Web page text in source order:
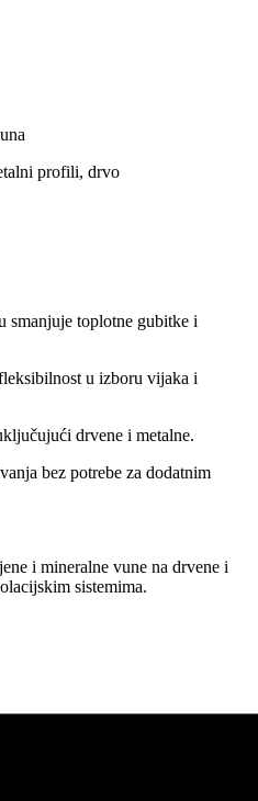
profili, drvo
smanjuje toplotne gubitke i
u izboru vijaka i
drvene i metalne.
bez potrebe za dodatnim
i mineralne vune na drvene i
sistemima.